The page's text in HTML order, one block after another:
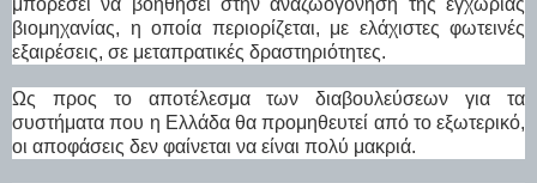
βιομηχανίας, η οποία περιορίζεται, με ελάχιστες φωτεινές
εξαιρέσεις, σε μεταπρατικές δραστηριότητες.
Ως προς το αποτέλεσμα των διαβουλεύσεων για τα
συστήματα που η Ελλάδα θα προμηθευτεί από το εξωτερικό,
οι αποφάσεις δεν φαίνεται να είναι πολύ μακριά.